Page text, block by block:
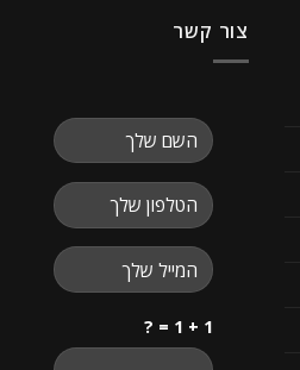
צור קשר
1 + 1 = ?